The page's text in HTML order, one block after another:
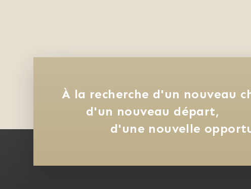
À la recherche d'un nouveau
d'un nouveau départ,
d'une nouvelle